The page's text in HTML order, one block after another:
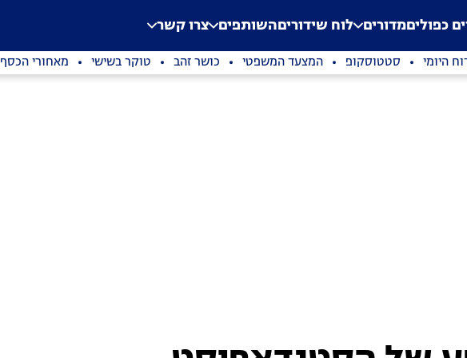
Application error: a
. כפוליםמדורים לוח שידוריםהשותפים צרו קשר
היומי סטטוסקופ המצעד המשפטי כושר זהב טוקר בשישי מאחורי הכסף